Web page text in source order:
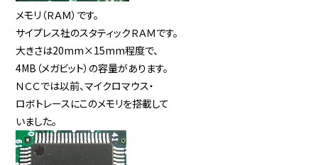
メモリ（ＲＡＭ）です。
サイプレス社のスタティックＲＡＭです。
大きさは20mm×15mm程度で、
4MB（メガビット）の容量があります。
ＮＣＣでは以前、マイクロマウス・
ロボトレースにこのメモリを搭載して
いました。